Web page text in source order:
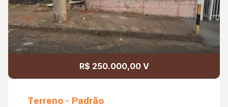
R$ 250.000,00 V
Terreno - Padrão